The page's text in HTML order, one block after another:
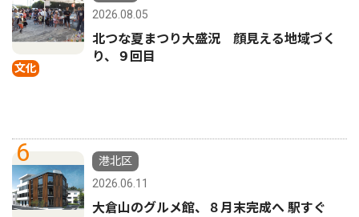
文化
2026.08.05
北つな夏まつり大盛況 顔見える地域づく
り、９回目
6
港北区
2026.06.11
大倉山のグルメ館、８月末完成へ 駅すぐ